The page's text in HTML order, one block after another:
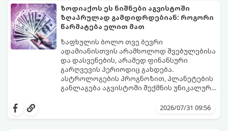
ზოდიაქოს ეს ნიშნები აგვისტოში
ზღაპრულად გამდიდრდებიან: როგორი
წარმატება ელით მათ
ზაფხულის ბოლო თვე ბევრი
ადამიანისთვის არამხოლოდ შვებულებისა
და დასვენების, არამედ ფინანსური
გარღვევის პერიოდიც გახდება.
ასტროლოგების პროგნოზით, პლანეტების
განლაგება აგვისტოში შექმნის უნიკალურ
ზოდიაქოს 4 ნიშანს ფინანსური წარმატების
შორის, ვისაც აგვისტოში ფინანსური
2026/07/31 09:56